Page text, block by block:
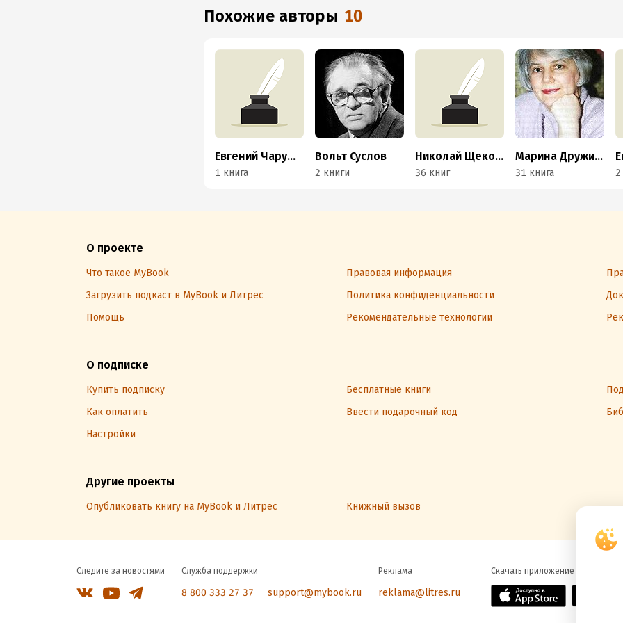
Похожие авторы 10
Евгений Чарушин
1 книга
Вольт Суслов
2 книги
Николай Щекотилов
36 книг
Марина Дружинина
31 книга 2
О проекте
Что такое MyBook Правовая информация
Загрузить подкаст в MyBook и Литрес
Политика конфиденциальности
Помощь
Рекомендательные технологии
О подписке
Купить подписку Бесплатные книги
Как оплатить
Ввести подарочный код
Настройки
Другие проекты
Опубликовать книгу на MyBook и Литрес Книжный вызов
Следите за новостями Служба поддержки
8 800 333 27 37 support@mybook.ru
Реклама
reklama@litres.ru
Скачать приложение